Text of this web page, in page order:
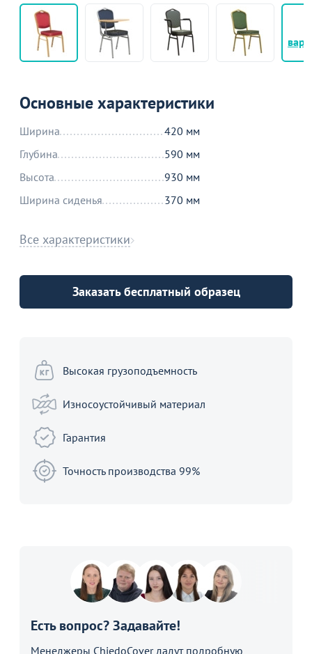
Основные характеристики
Ширина
420 мм
Глубина
590 мм
Высота
930 мм
Ширина сиденья
370 мм
Все характеристики
Заказать бесплатный образец
Высокая грузоподъемность
Износоустойчивый материал
Гарантия
Точность производства 99%
Есть вопрос? Задавайте!
Менеджеры ChiedoCover дадут подробную